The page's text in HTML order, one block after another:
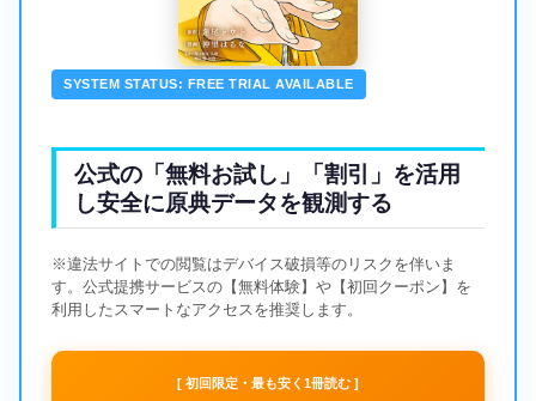
SYSTEM STATUS: FREE TRIAL AVAILABLE
公式の「無料お試し」「割引」を活用
し安全に原典データを観測する
※違法サイトでの閲覧はデバイス破損等のリスクを伴いま
す。公式提携サービスの【無料体験】や【初回クーポン】を
利用したスマートなアクセスを推奨します。
[ 初回限定・最も安く1冊読む ]